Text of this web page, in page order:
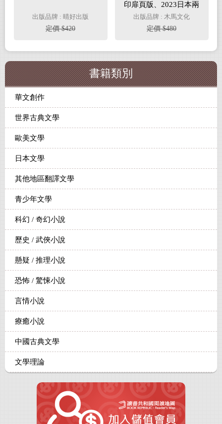
出版品牌 : 晴好出版
定價 $420
印扉頁版、2023日本兩
大推理榜單高分奪冠之
作！）
出版品牌 : 木馬文化
定價 $480
書籍類別
華文創作
世界古典文學
歐美文學
日本文學
其他地區翻譯文學
青少年文學
科幻 / 奇幻小說
歷史 / 武俠小說
懸疑 / 推理小說
恐怖 / 驚悚小說
言情小說
療癒小說
中國古典文學
文學理論